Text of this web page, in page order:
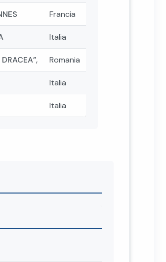
Francia
Italia
Romania
Italia
Italia